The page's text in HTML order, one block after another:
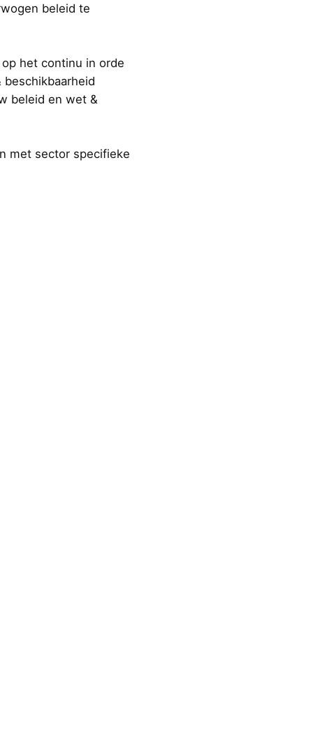
beleid te
het continu in orde
beleid en wet &
met sector specifieke